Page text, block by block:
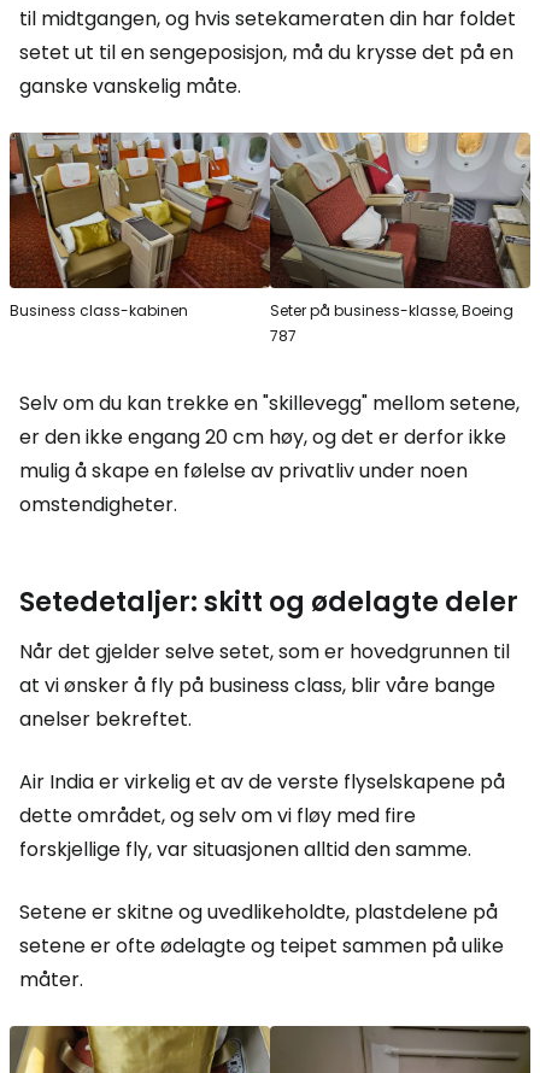
til midtgangen, og hvis setekameraten din har foldet
setet ut til en sengeposisjon, må du krysse det på en
ganske vanskelig måte.
Business class-kabinen
Seter på business-klasse, Boeing
787
Selv om du kan trekke en "skillevegg" mellom setene,
er den ikke engang 20 cm høy, og det er derfor ikke
mulig å skape en følelse av privatliv under noen
omstendigheter.
Setedetaljer: skitt og ødelagte deler
Når det gjelder selve setet, som er hovedgrunnen til
at vi ønsker å fly på business class, blir våre bange
anelser bekreftet.
Air India er virkelig et av de verste flyselskapene på
dette området, og selv om vi fløy med fire
forskjellige fly, var situasjonen alltid den samme.
Setene er skitne og uvedlikeholdte, plastdelene på
setene er ofte ødelagte og teipet sammen på ulike
måter.